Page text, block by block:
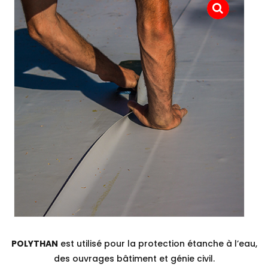
POLYTHAN est utilisé pour la protection étanche à l’eau,
des ouvrages bâtiment et génie civil.